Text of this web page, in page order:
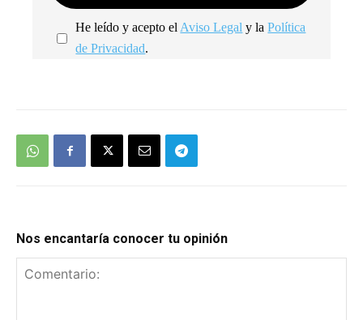
He leído y acepto el Aviso Legal y laPolítica
de Privacidad.
Nos encantaría conocer tu opinión